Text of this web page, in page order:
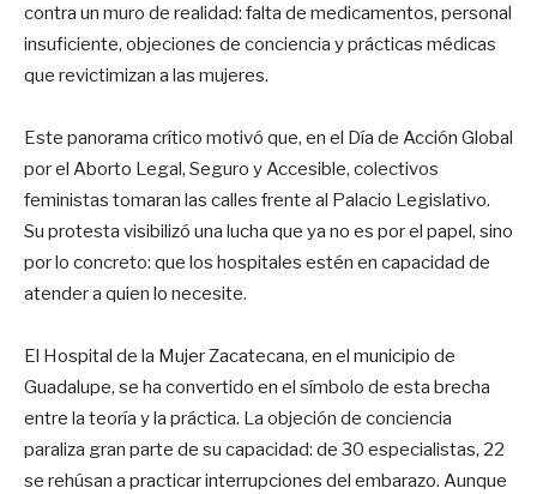
contra un muro de realidad: falta de medicamentos, personal
insuficiente, objeciones de conciencia y prácticas médicas
que revictimizan a las mujeres.
Este panorama crítico motivó que, en el Día de Acción Global
por el Aborto Legal, Seguro y Accesible, colectivos
feministas tomaran las calles frente al Palacio Legislativo.
Su protesta visibilizó una lucha que ya no es por el papel, sino
por lo concreto: que los hospitales estén en capacidad de
atender a quien lo necesite.
El Hospital de la Mujer Zacatecana, en el municipio de
Guadalupe, se ha convertido en el símbolo de esta brecha
entre la teoría y la práctica. La objeción de conciencia
paraliza gran parte de su capacidad: de 30 especialistas, 22
se rehúsan a practicar interrupciones del embarazo. Aunque